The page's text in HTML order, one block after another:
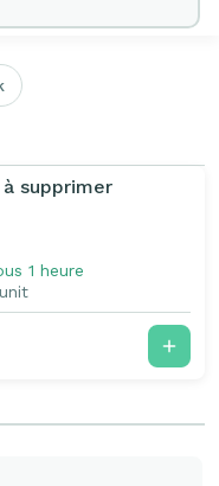
supprimer
1 heure